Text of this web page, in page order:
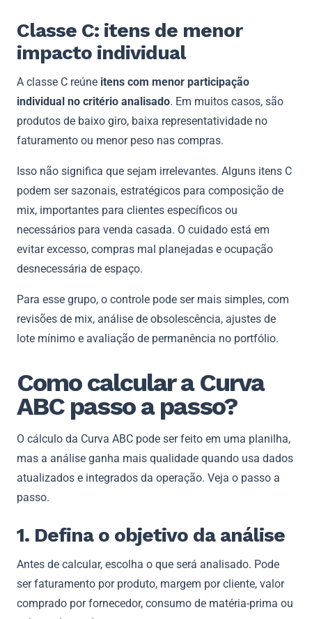
Classe C: itens de menor
impacto individual
A classe C reúne itens com menor participação
individual no critério analisado. Em muitos casos, são
produtos de baixo giro, baixa representatividade no
faturamento ou menor peso nas compras.
Isso não significa que sejam irrelevantes. Alguns itens C
podem ser sazonais, estratégicos para composição de
mix, importantes para clientes específicos ou
necessários para venda casada. O cuidado está em
evitar excesso, compras mal planejadas e ocupação
desnecessária de espaço.
Para esse grupo, o controle pode ser mais simples, com
revisões de mix, análise de obsolescência, ajustes de
lote mínimo e avaliação de permanência no portfólio.
Como calcular a Curva
ABC passo a passo?
O cálculo da Curva ABC pode ser feito em uma planilha,
mas a análise ganha mais qualidade quando usa dados
atualizados e integrados da operação. Veja o passo a
passo.
1. Defina o objetivo da análise
Antes de calcular, escolha o que será analisado. Pode
ser faturamento por produto, margem por cliente, valor
comprado por fornecedor, consumo de matéria-prima ou